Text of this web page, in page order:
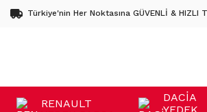
Türkiye'nin Her Noktasına GÜVENLİ & HIZLI
RENAULT
DACİA